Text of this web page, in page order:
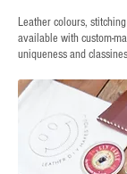
Leather colours,
available with custom-
uniqueness and